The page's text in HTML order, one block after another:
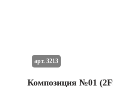
Композиция №01
арт. 3213